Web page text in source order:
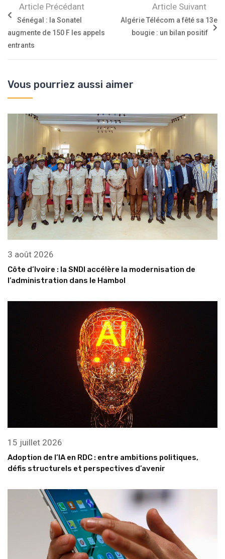
Article Précédant
Sénégal : la Sonatel
augmente de 150 F les appels
entrants
Article Suivant
Algérie Télécom a fêté sa 13e
bougie : un bilan positif
Vous pourriez aussi aimer
3 août 2026
Côte d’Ivoire : la SNDI accélère la modernisation de
l’administration dans le Hambol
15 juillet 2026
Adoption de l’IA en RDC : entre ambitions politiques,
défis structurels et perspectives d’avenir